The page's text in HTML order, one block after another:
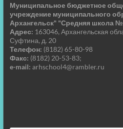
Муниципальное бюджетное
учреждение муниципального
Архангельск" "Средняя школа
Адрес: 163046, Архангельская
Суфтина, д. 20
Телефон: (8182) 65-80-98
Факс: (8182) 20-53-83;
e-mail: arhschool4@rambler.ru